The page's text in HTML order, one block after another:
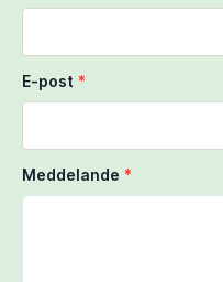
E-post *
Meddelande *